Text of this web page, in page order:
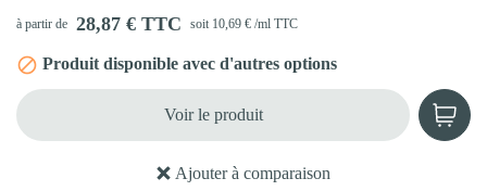
Ajouter à comparaison
à partir de 28,87 € TTC soit 10,69 € /ml TTC
 Produit disponible avec d'autres options
Voir le produit